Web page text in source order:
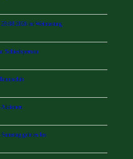
ist Weintasting
Schiedsperson
Aktionen
geht es los